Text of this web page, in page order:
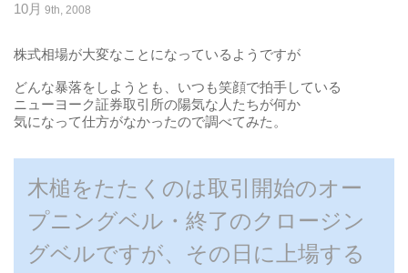
10月 9th, 2008
株式相場が大変なことになっているようですが
どんな暴落をしようとも、いつも笑顔で拍手している
ニューヨーク証券取引所の陽気な人たちが何か
気になって仕方がなかったので調べてみた。
木槌をたたくのは取引開始のオー
プニングベル・終了のクロージン
グベルですが、その日に上場する